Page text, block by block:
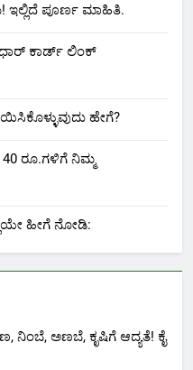
ಇಲ್ಲಿದೆ ಪೂರ್ಣ ಮಾಹಿತಿ.
ಕಾರ್ಡ್ ಲಿಂಕ್
ಹೇಗೆ?
ರೂ.ಗಳಿಗೆ ನಿಮ್ಮ
ಹೀಗೆ ನೋಡಿ:
ನಿಂಬೆ, ಅಣಬೆ, ಕೃಷಿಗೆ ಆದ್ಯತೆ! ಕೈ